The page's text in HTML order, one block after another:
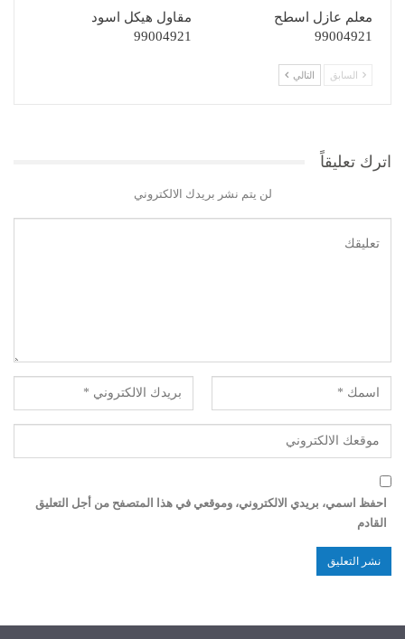
معلم عازل اسطح
99004921
مقاول هيكل اسود
99004921
السابق التالي
اترك تعليقاً
لن يتم نشر بريدك الالكتروني
احفظ اسمي، بريدي الالكتروني، وموقعي في هذا المتصفح من أجل التعليق
القادم